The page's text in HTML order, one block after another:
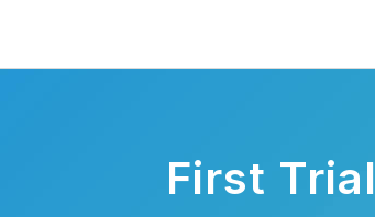
First Trial